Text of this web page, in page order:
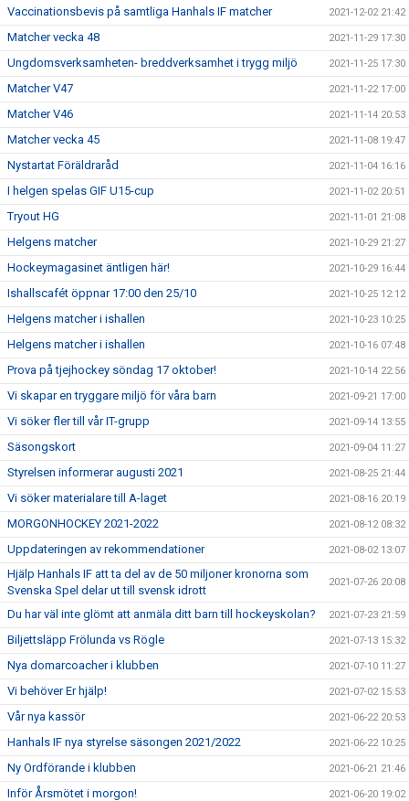
Vaccinationsbevis på samtliga Hanhals IF matcher 2021-12-02 21:42
Matcher vecka 48 2021-11-29 17:30
Ungdomsverksamheten- breddverksamhet i trygg miljö 2021-11-25 17:30
Matcher V47 2021-11-22 17:00
Matcher V46 2021-11-14 20:53
Matcher vecka 45 2021-11-08 19:47
Nystartat Föräldraråd 2021-11-04 16:16
I helgen spelas GIF U15-cup 2021-11-02 20:51
Tryout HG 2021-11-01 21:08
Helgens matcher 2021-10-29 21:27
Hockeymagasinet äntligen här! 2021-10-29 16:44
Ishallscafét öppnar 17:00 den 25/10 2021-10-25 12:12
Helgens matcher i ishallen 2021-10-23 10:25
Helgens matcher i ishallen 2021-10-16 07:48
Prova på tjejhockey söndag 17 oktober! 2021-10-14 22:56
Vi skapar en tryggare miljö för våra barn 2021-09-21 17:00
Vi söker fler till vår IT-grupp 2021-09-14 13:55
Säsongskort 2021-09-04 11:27
Styrelsen informerar augusti 2021 2021-08-25 21:44
Vi söker materialare till A-laget 2021-08-16 20:19
MORGONHOCKEY 2021-2022 2021-08-12 08:32
Uppdateringen av rekommendationer 2021-08-02 13:07
Hjälp Hanhals IF att ta del av de 50 miljoner kronorna som
Svenska Spel delar ut till svensk idrott
2021-07-26 20:08
Du har väl inte glömt att anmäla ditt barn till hockeyskolan? 2021-07-23 21:59
Biljettsläpp Frölunda vs Rögle 2021-07-13 15:32
Nya domarcoacher i klubben 2021-07-10 11:27
Vi behöver Er hjälp! 2021-07-02 15:53
Vår nya kassör 2021-06-22 20:53
Hanhals IF nya styrelse säsongen 2021/2022 2021-06-22 10:25
Ny Ordförande i klubben 2021-06-21 21:46
Inför Årsmötet i morgon! 2021-06-20 19:02